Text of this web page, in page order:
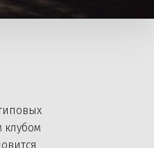
клубом